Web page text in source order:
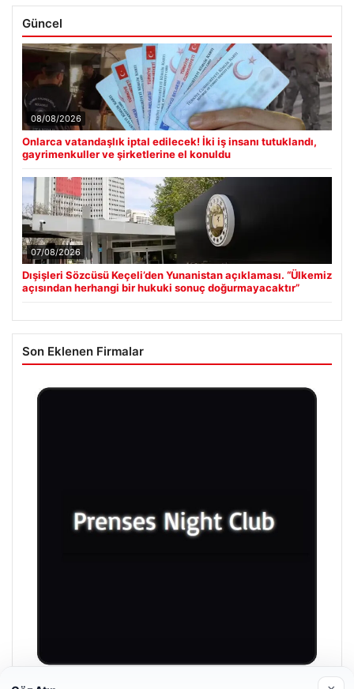
Güncel
08/08/2026
Onlarca vatandaşlık iptal edilecek! İki iş insanı tutuklandı,
gayrimenkuller ve şirketlerine el konuldu
07/08/2026
Dışişleri Sözcüsü Keçeli’den Yunanistan açıklaması. “Ülkemiz
açısından herhangi bir hukuki sonuç doğurmayacaktır”
Son Eklenen Firmalar